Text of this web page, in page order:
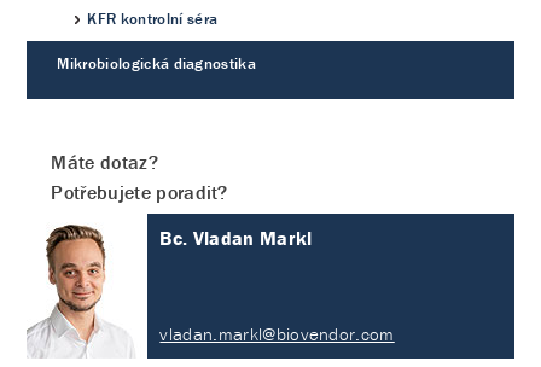
KFR kontrolní séra
Mikrobiologická diagnostika
Máte dotaz?
Potřebujete poradit?
Bc. Vladan Markl
vladan.markl@biovendor.com